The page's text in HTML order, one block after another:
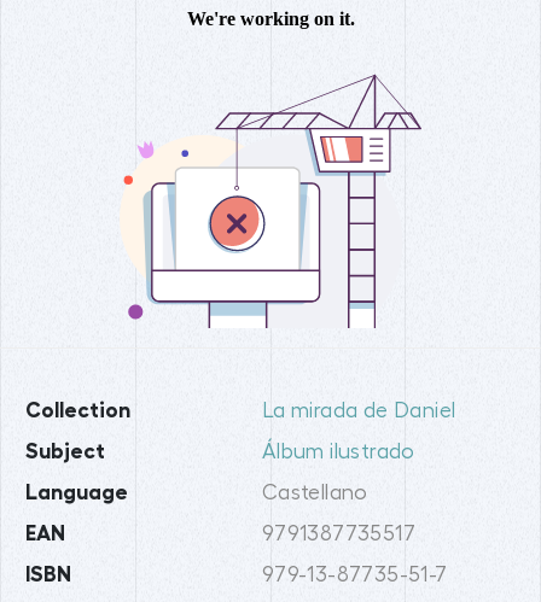
Collection La mirada de Daniel
Subject Álbum ilustrado
Language Castellano
EAN 9791387735517
ISBN 979-13-87735-51-7